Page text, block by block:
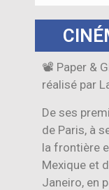
📽 Paper &
réalisé par
De ses
de Paris, à
la frontière
Mexique et
Janeiro, en